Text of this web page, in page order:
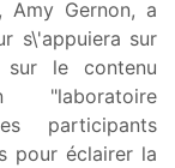
Gernon, a
s\'appuiera sur
le contenu
participants
pour éclairer la